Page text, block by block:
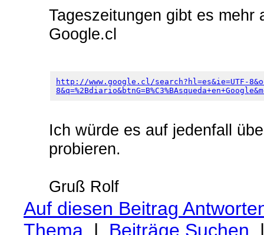
Tageszeitungen gibt es mehr
Google.cl
http://www.google.cl/search?hl=es&ie=UTF-
Ich würde es auf jedenfall
probieren.
Gruß Rolf
Auf diesen Beitrag
Thema | Beiträge Suchen